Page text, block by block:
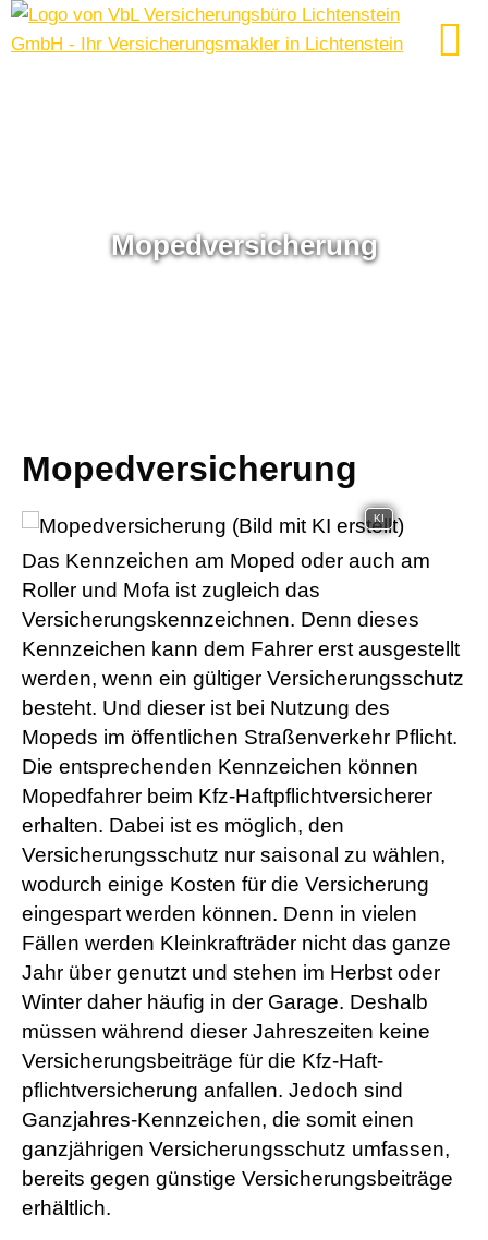
Mopedversicherung
Mopedversicherung
KI
Das Kenn­zeichen am Moped oder auch am
Roller und Mofa ist zugleich das
Versicherungskennzeichnen. Denn dieses
Kenn­zeichen kann dem Fahrer erst ausgestellt
werden, wenn ein gültiger Versicherungsschutz
besteht. Und dieser ist bei Nutzung des
Mopeds im öffentlichen Straßenverkehr Pflicht.
Die entsprechenden Kenn­zeichen können
Mopedfahrer beim Kfz-Haft­pflichtversicherer
erhalten. Dabei ist es möglich, den
Versicherungsschutz nur saisonal zu wählen,
wodurch einige Kosten für die Versicherung
eingespart werden können. Denn in vielen
Fällen werden Kleinkrafträder nicht das ganze
Jahr über genutzt und stehen im Herbst oder
Winter daher häufig in der Garage. Deshalb
müssen während dieser Jahreszeiten keine
Versicherungsbeiträge für die Kfz-Haft­
pflichtversicherung anfallen. Jedoch sind
Ganzjahres-Kenn­zeichen, die somit einen
ganzjährigen Versicherungsschutz umfassen,
bereits gegen günstige Versicherungsbeiträge
erhältlich.